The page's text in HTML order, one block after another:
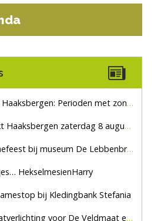
Perioden met zon en droog
zaterdag 8 augustus, marktplein Haaksbergen
bij museum De Lebbenbrugge
HekselmesienHarry
bij Kledingbank Stefania
voor De Veldmaat en De Pas